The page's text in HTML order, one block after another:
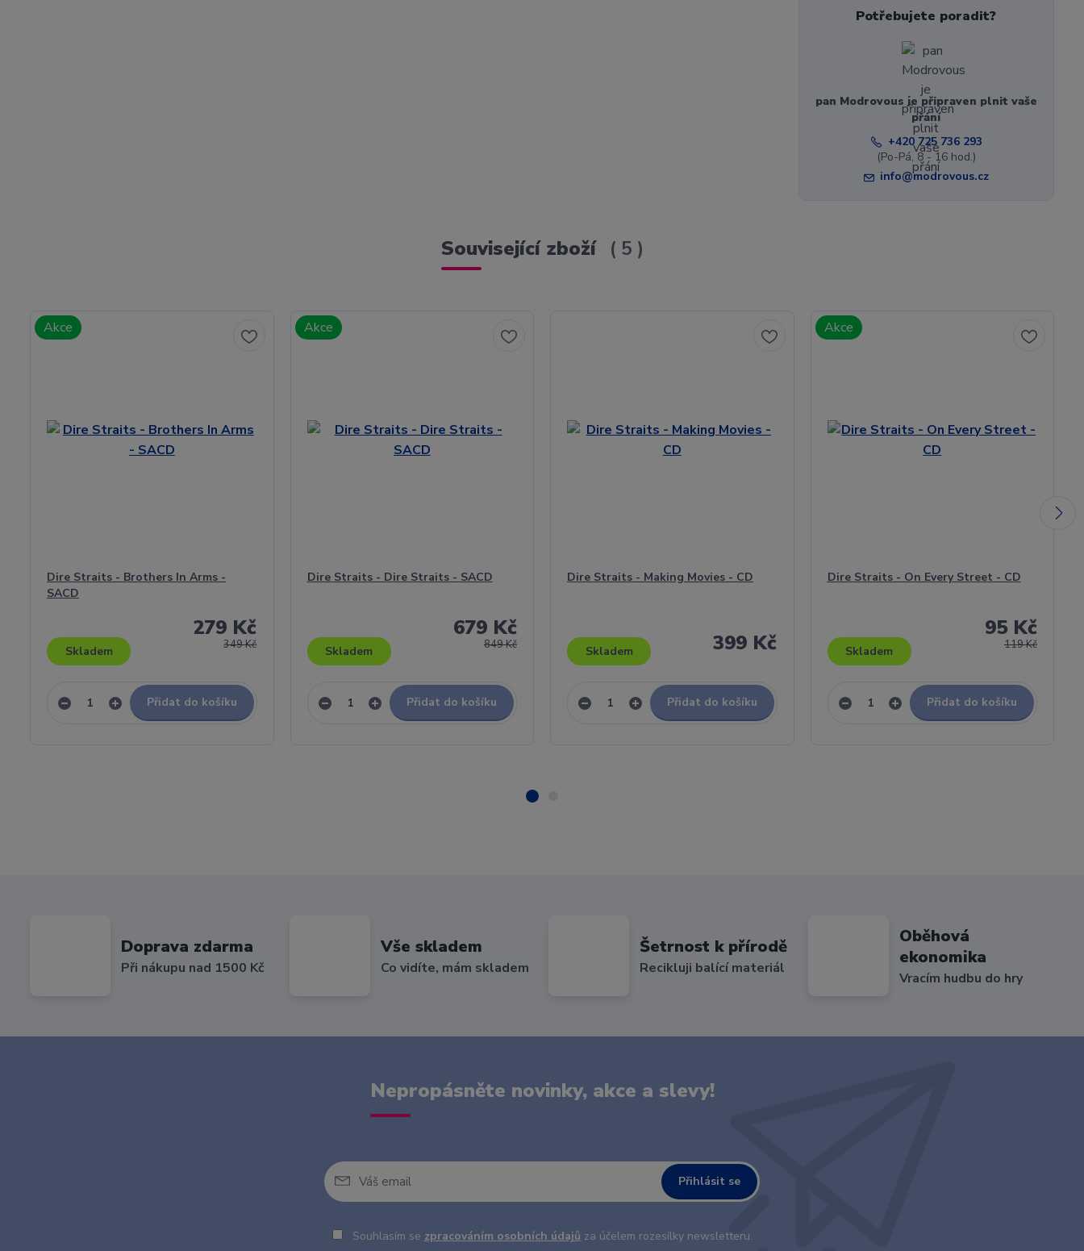
Potřebujete poradit?
pan Modrovous je připraven plnit vaše
přání
+420 725 736 293
(Po-Pá, 8 - 16 hod.)
info@modrovous.cz
Související zboží 5
Akce
Dire Straits - Brothers In Arms -
SACD
349 Kč
279 Kč
Skladem
Přidat do košíku
Akce
Dire Straits - Dire Straits - SACD
849 Kč
679 Kč
Skladem
Přidat do košíku
Dire Straits - Making Movies - CD
399 Kč
Skladem
Přidat do košíku
Akce
Dire Straits - On Every Street - CD
119 Kč
95 Kč
Skladem
Přidat do košíku
Doprava zdarma
Při nákupu nad 1500 Kč
Vše skladem
Co vidíte, mám skladem
Šetrnost k přírodě
Recikluji balící materiál
Oběhová
ekonomika
Vracím hudbu do hry
Nepropásněte novinky, akce a slevy!
Přihlásit se
Souhlasím se zpracováním osobních údajů za účelem rozesílky newsletteru.